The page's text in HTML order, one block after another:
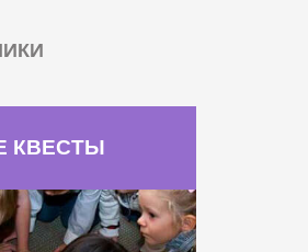
КВЕСТЫ